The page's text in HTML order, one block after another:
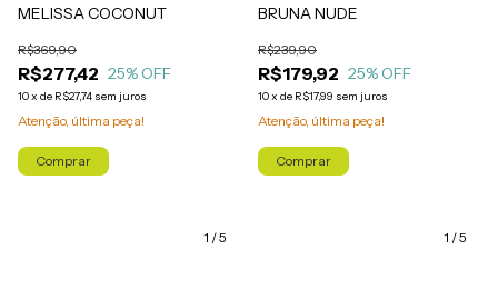
MELISSA COCONUT
R$277,42
R$369,90
25% OFF
10x de R$27,74 sem juros
Atenção, última peça!
Comprar
BRUNA NUDE
R$179,92
R$239,90
25% OFF
10x de R$17,99 sem juros
Atenção, última peça!
Comprar
1 /5 1 /5